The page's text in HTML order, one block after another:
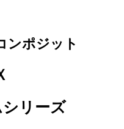
ンポジット
リーズ